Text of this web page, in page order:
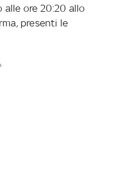
alle ore 20:20 allo
presenti le